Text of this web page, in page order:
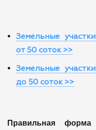
Земельные
от 50 соток >>
Земельные
до 50 соток >>
Правильная форма